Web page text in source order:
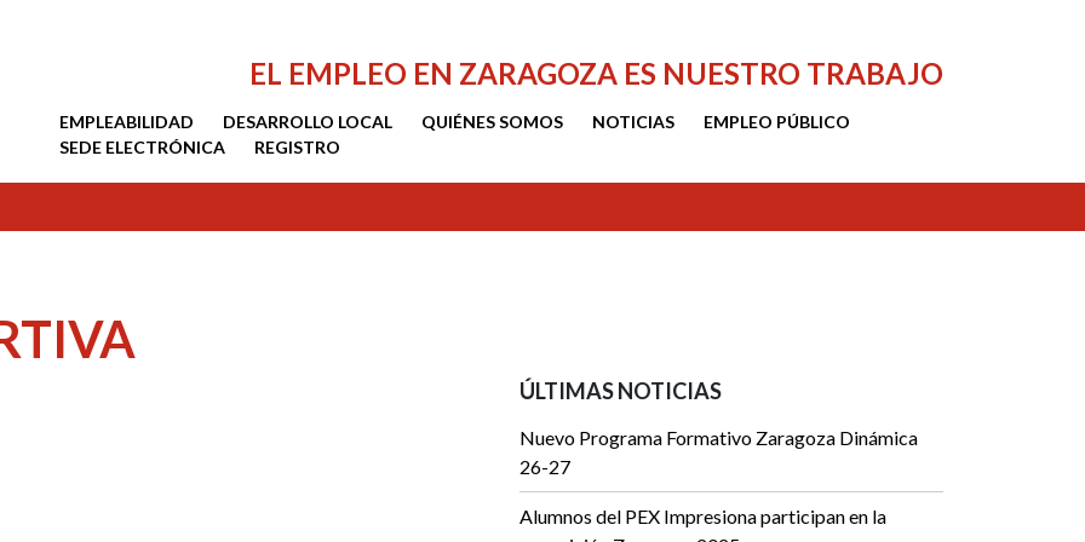
EL EMPLEO EN ZARAGOZA ES NUESTRO TRABAJO
EMPLEABILIDAD DESARROLLO LOCAL QUIÉNES SOMOS NOTICIAS
EMPLEO PÚBLICO
SEDE ELECTRÓNICA
REGISTRO
ÚLTIMAS NOTICIAS
Nuevo Programa Formativo Zaragoza Dinámica
26-27
Alumnos del PEX Impresiona participan en la